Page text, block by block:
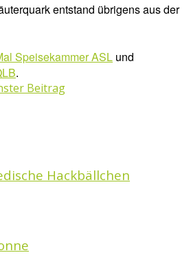
entstand übrigens aus der
Speisekammer ASL und
.
Beitrag
Hackbällchen